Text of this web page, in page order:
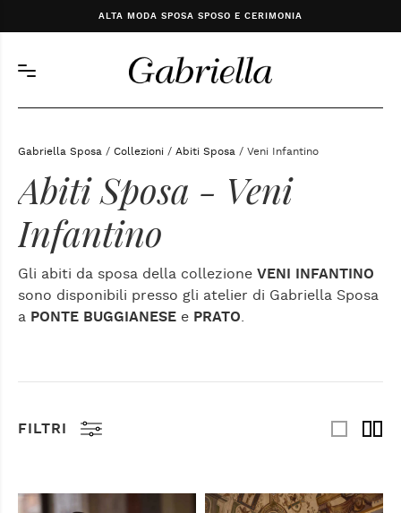
ALTA MODA SPOSA SPOSO E CERIMONIA
Gabriella Sposa / Collezioni / Abiti Sposa / Veni Infantino
Abiti Sposa - Veni
Infantino
Gli abiti da sposa della collezione VENI INFANTINO
sono disponibili presso gli atelier di Gabriella Sposa
a PONTE BUGGIANESE e PRATO
FILTRI